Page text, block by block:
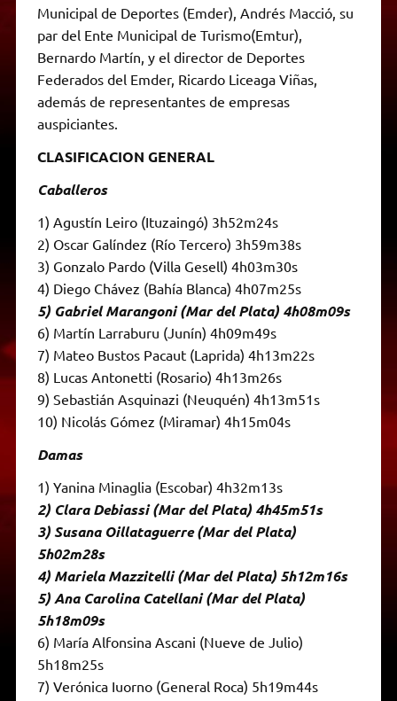
Municipal de Deportes (Emder), Andrés Macció, su
par del Ente Municipal de Turismo(Emtur),
Bernardo Martín, y el director de Deportes
Federados del Emder, Ricardo Liceaga Viñas,
además de representantes de empresas
auspiciantes.
CLASIFICACION GENERAL
Caballeros
1) Agustín Leiro (Ituzaingó) 3h52m24s
2) Oscar Galíndez (Río Tercero) 3h59m38s
3) Gonzalo Pardo (Villa Gesell) 4h03m30s
4) Diego Chávez (Bahía Blanca) 4h07m25s
5) Gabriel Marangoni (Mar del Plata) 4h08m09s
6) Martín Larraburu (Junín) 4h09m49s
7) Mateo Bustos Pacaut (Laprida) 4h13m22s
8) Lucas Antonetti (Rosario) 4h13m26s
9) Sebastián Asquinazi (Neuquén) 4h13m51s
10) Nicolás Gómez (Miramar) 4h15m04s
Damas
1) Yanina Minaglia (Escobar) 4h32m13s
2) Clara Debiassi (Mar del Plata) 4h45m51s
3) Susana Oillataguerre (Mar del Plata)
5h02m28s
4) Mariela Mazzitelli (Mar del Plata) 5h12m16s
5) Ana Carolina Catellani (Mar del Plata)
5h18m09s
6) María Alfonsina Ascani (Nueve de Julio)
5h18m25s
7) Verónica Iuorno (General Roca) 5h19m44s